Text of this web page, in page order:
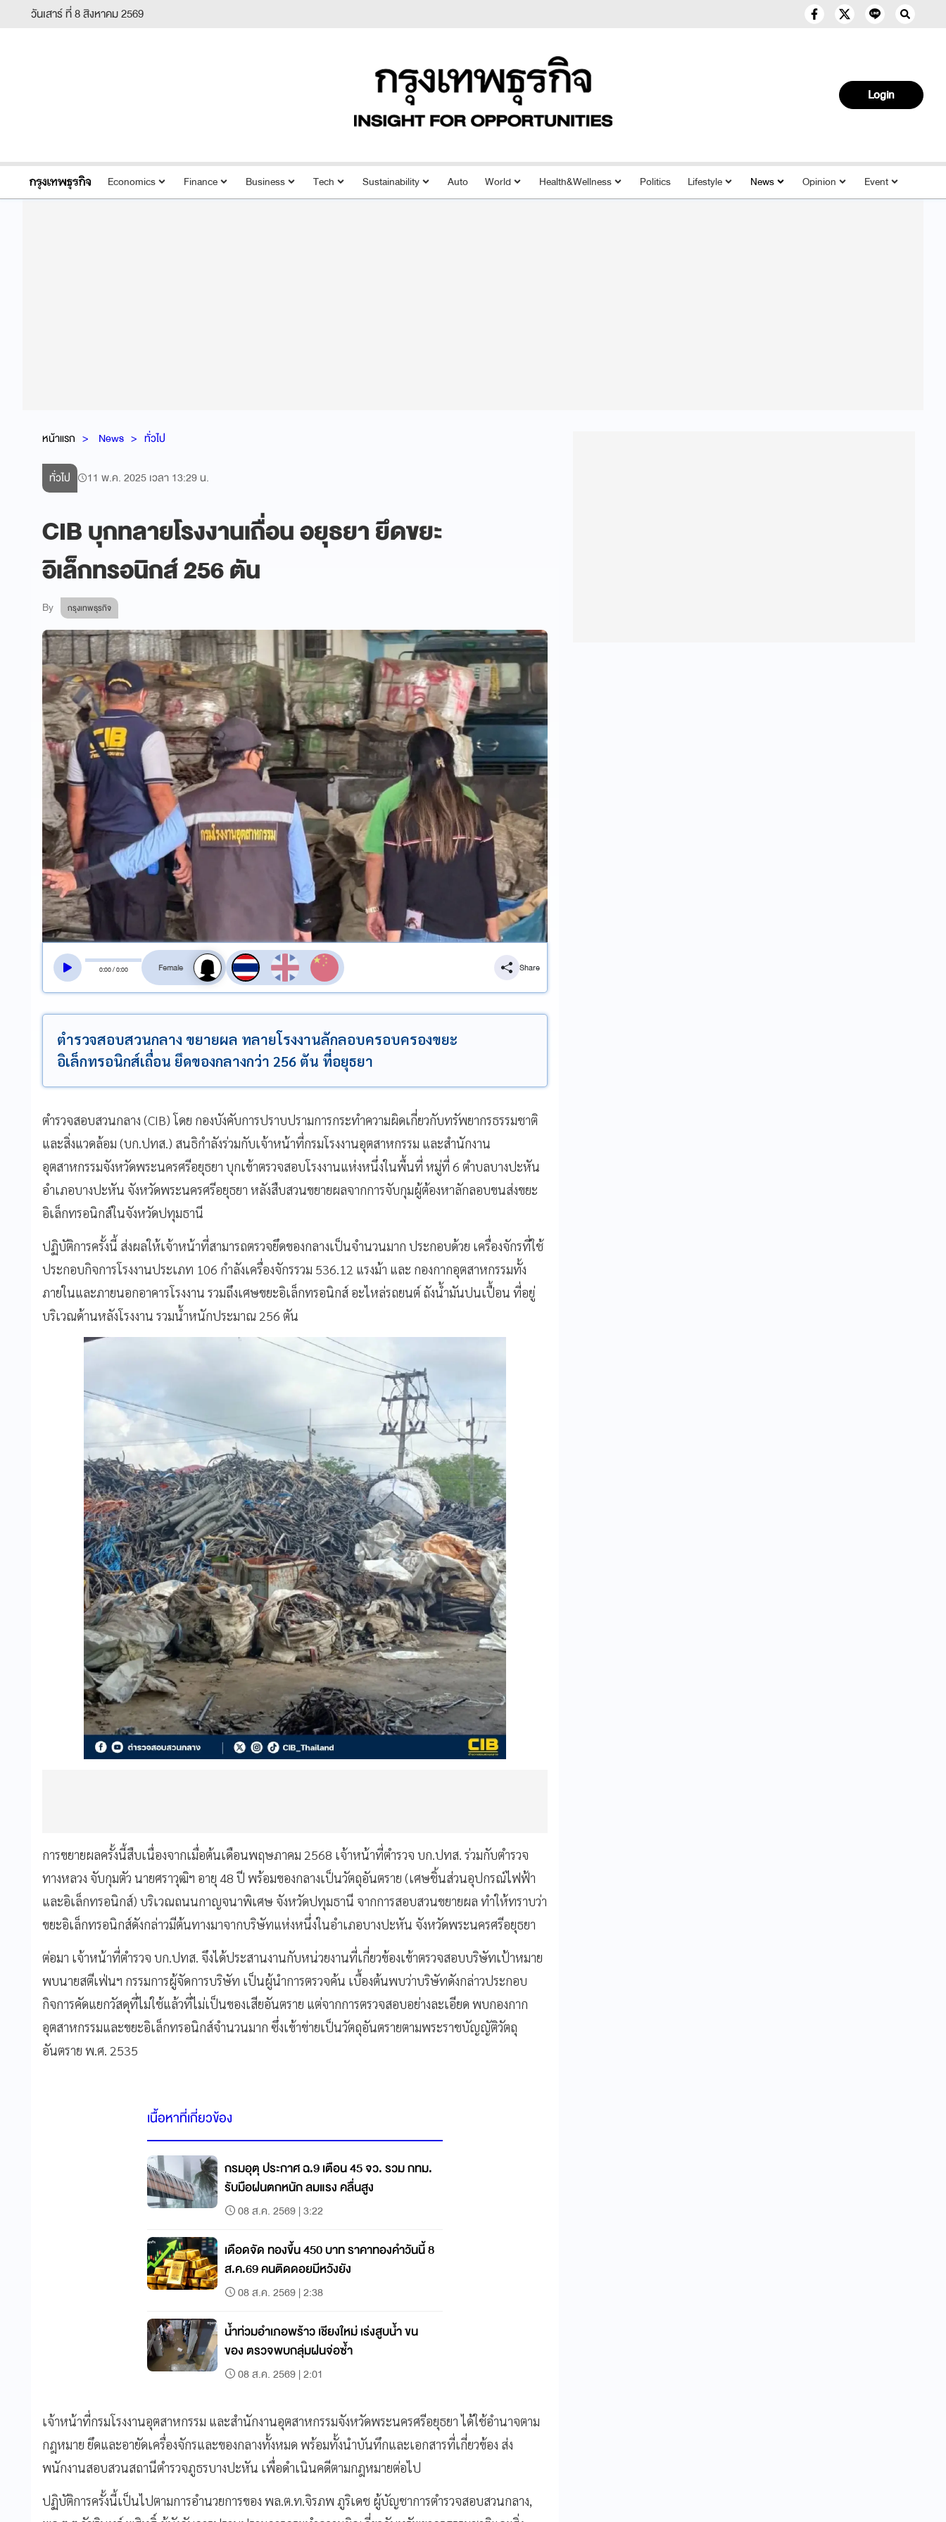
วันเสาร์ ที่ 8 สิงหาคม 2569
Login
Economics Finance Business Tech Sustainability Auto World Health&Wellness Politics Lifestyle News Opinion Event
หน้าแรก News ทั่วไป
ทั่วไป 11 พ.ค. 2025 เวลา 13:29 น.
CIB บุกทลายโรงงานเถื่อน อยุธยา ยึดขยะ
อิเล็กทรอนิกส์ 256 ตัน
By กรุงเทพธุรกิจ
0:00/0:00
สลับเสียงอ่าน
Share
ตำรวจสอบสวนกลาง ขยายผล ทลายโรงงานลักลอบครอบครองขยะ
อิเล็กทรอนิกส์เถื่อน ยึดของกลางกว่า 256 ตัน ที่อยุธยา
ตำรวจสอบสวนกลาง (CIB) โดย กองบังคับการปราบปรามการกระทำความผิดเกี่ยวกับทรัพยากรธรรมชาติ
และสิ่งแวดล้อม (บก.ปทส.) สนธิกำลังร่วมกับเจ้าหน้าที่กรมโรงงานอุตสาหกรรม และสำนักงาน
อุตสาหกรรมจังหวัดพระนครศรีอยุธยา บุกเข้าตรวจสอบโรงงานแห่งหนึ่งในพื้นที่ หมู่ที่ 6 ตำบลบางปะหัน
อำเภอบางปะหัน จังหวัดพระนครศรีอยุธยา หลังสืบสวนขยายผลจากการจับกุมผู้ต้องหาลักลอบขนส่งขยะ
อิเล็กทรอนิกส์ในจังหวัดปทุมธานี
ปฏิบัติการครั้งนี้ ส่งผลให้เจ้าหน้าที่สามารถตรวจยึดของกลางเป็นจำนวนมาก ประกอบด้วย เครื่องจักรที่ใช้
ประกอบกิจการโรงงานประเภท 106 กำลังเครื่องจักรรวม 536.12 แรงม้า และ กองกากอุตสาหกรรมทั้ง
ภายในและภายนอกอาคารโรงงาน รวมถึงเศษขยะอิเล็กทรอนิกส์ อะไหล่รถยนต์ ถังน้ำมันปนเปื้อน ที่อยู่
บริเวณด้านหลังโรงงาน รวมน้ำหนักประมาณ 256 ตัน
การขยายผลครั้งนี้สืบเนื่องจากเมื่อต้นเดือนพฤษภาคม 2568 เจ้าหน้าที่ตำรวจ บก.ปทส. ร่วมกับตำรวจ
ทางหลวง จับกุมตัว นายศราวุฒิฯ อายุ 48 ปี พร้อมของกลางเป็นวัตถุอันตราย (เศษชิ้นส่วนอุปกรณ์ไฟฟ้า
และอิเล็กทรอนิกส์) บริเวณถนนกาญจนาพิเศษ จังหวัดปทุมธานี จากการสอบสวนขยายผล ทำให้ทราบว่า
ขยะอิเล็กทรอนิกส์ดังกล่าวมีต้นทางมาจากบริษัทแห่งหนึ่งในอำเภอบางปะหัน จังหวัดพระนครศรีอยุธยา
ต่อมา เจ้าหน้าที่ตำรวจ บก.ปทส. จึงได้ประสานงานกับหน่วยงานที่เกี่ยวข้องเข้าตรวจสอบบริษัทเป้าหมาย
พบนายสตีเฟ่นฯ กรรมการผู้จัดการบริษัท เป็นผู้นำการตรวจค้น เบื้องต้นพบว่าบริษัทดังกล่าวประกอบ
กิจการคัดแยกวัสดุที่ไม่ใช้แล้วที่ไม่เป็นของเสียอันตราย แต่จากการตรวจสอบอย่างละเอียด พบกองกาก
อุตสาหกรรมและขยะอิเล็กทรอนิกส์จำนวนมาก ซึ่งเข้าข่ายเป็นวัตถุอันตรายตามพระราชบัญญัติวัตถุ
อันตราย พ.ศ. 2535
เนื้อหาที่เกี่ยวข้อง
กรมอุตุ ประกาศ ฉ.9 เตือน 45 จว. รวม กทม.
รับมือฝนตกหนัก ลมแรง คลื่นสูง
08 ส.ค. 2569 | 3:22
เดือดจัด ทองขึ้น 450 บาท ราคาทองคำวันนี้ 8
ส.ค.69 คนติดดอยมีหวังยัง
08 ส.ค. 2569 | 2:38
น้ำท่วมอำเภอพร้าว เชียงใหม่ เร่งสูบน้ำ ขน
ของ ตรวจพบกลุ่มฝนจ่อซ้ำ
08 ส.ค. 2569 | 2:01
เจ้าหน้าที่กรมโรงงานอุตสาหกรรม และสำนักงานอุตสาหกรรมจังหวัดพระนครศรีอยุธยา ได้ใช้อำนาจตาม
กฎหมาย ยึดและอายัดเครื่องจักรและของกลางทั้งหมด พร้อมทั้งนำบันทึกและเอกสารที่เกี่ยวข้อง ส่ง
พนักงานสอบสวนสถานีตำรวจภูธรบางปะหัน เพื่อดำเนินคดีตามกฎหมายต่อไป
ปฏิบัติการครั้งนี้เป็นไปตามการอำนวยการของ พล.ต.ท.จิรภพ ภูริเดช ผู้บัญชาการตำรวจสอบสวนกลาง,